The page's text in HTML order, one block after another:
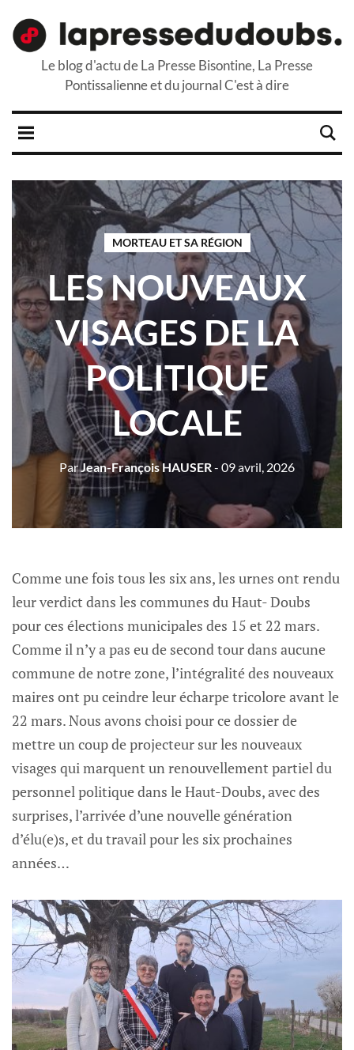
Le blog d'actu de La Presse Bisontine, La Presse
Pontissalienne et du journal C'est à dire
MORTEAU ET SA RÉGION
LES NOUVEAUX
VISAGES DE LA
POLITIQUE
LOCALE
ParJean-François HAUSER- 09 avril, 2026
Comme une fois tous les six ans, les urnes ont rendu
leur verdict dans les communes du Haut- Doubs
pour ces élections municipales des 15 et 22 mars.
Comme il n’y a pas eu de second tour dans aucune
commune de notre zone, l’intégralité des nouveaux
maires ont pu ceindre leur écharpe tricolore avant le
22 mars. Nous avons choisi pour ce dossier de
mettre un coup de projecteur sur les nouveaux
visages qui marquent un renouvellement partiel du
personnel politique dans le Haut-Doubs, avec des
surprises, l’arrivée d’une nouvelle génération
d’élu(e)s, et du travail pour les six prochaines
années…